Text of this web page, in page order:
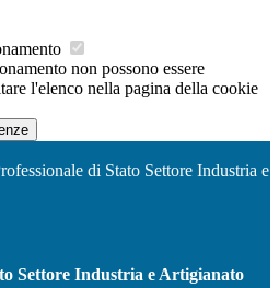
non possono essere
l'elenco nella pagina della cookie
di Stato Settore Industria e
Settore Industria e Artigianato